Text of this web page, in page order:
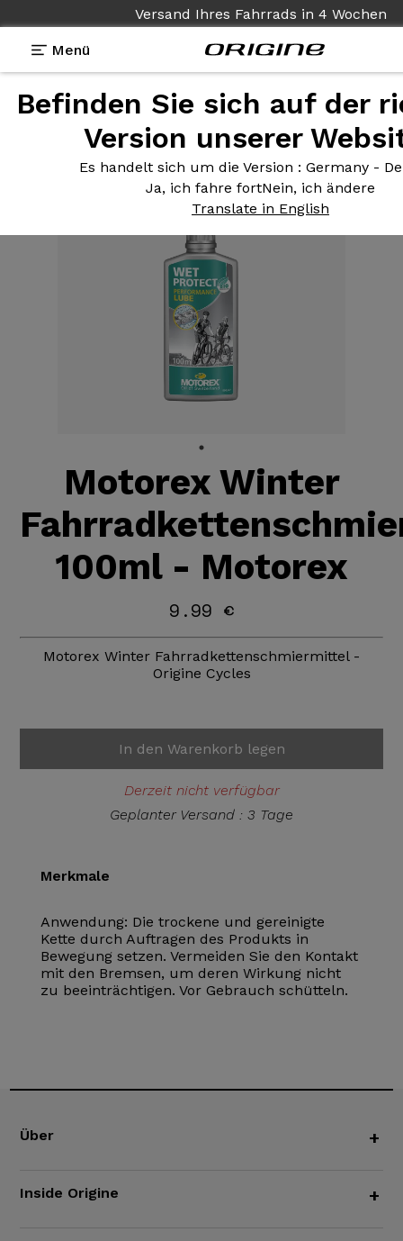
Versand Ihres Fahrrads in 4 Wochen
Menü
Befinden Sie sich auf der
Version unserer
Es handelt sich um die Version : Germany -
Ja, ich fahre fortNein, ich ändere
Translate in English
Ausstattungen>Pflegeprodukte >
Motorex Winter
100ml - Motorex
9.99 €
Motorex Winter Fahrradkettenschmiermittel -
Origine Cycles
In den Warenkorb legen
Derzeit nicht verfügbar
Geplanter Versand : 3 Tage
Merkmale
Anwendung: Die trockene und gereinigte
Kette durch Auftragen des Produkts in
Bewegung setzen. Vermeiden Sie den Kontakt
mit den Bremsen, um deren Wirkung nicht
zu beeinträchtigen. Vor Gebrauch schütteln.
Über +
Inside Origine +